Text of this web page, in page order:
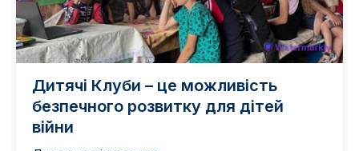
Дитячі Клуби – це можливість
безпечного розвитку для дітей
війни